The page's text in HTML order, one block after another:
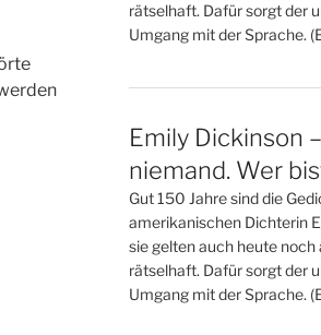
rätselhaft. Dafür sorgt der
Umgang mit der Sprache.
Emily Dickinson
niemand. Wer
Gut 150 Jahre sind die
amerikanischen Dichterin
sie gelten auch heute noch
rätselhaft. Dafür sorgt der
Umgang mit der Sprache.